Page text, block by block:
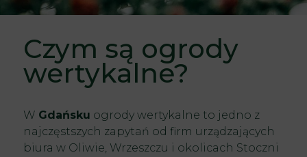
Czym są ogrody
wertykalne?
W Gdańsku ogrody wertykalne to jedno z
najczęstszych zapytań od firm urządzających
biura w Oliwie, Wrzeszczu i okolicach Stoczni